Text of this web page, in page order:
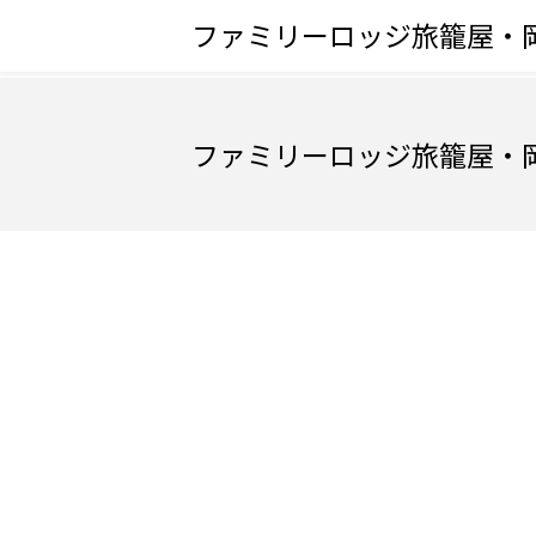
ファミリーロッジ旅籠屋・
ファミリーロッジ旅籠屋・